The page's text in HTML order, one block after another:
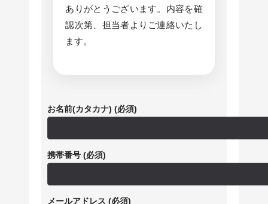
ありがとうございます。内容を確
認次第、担当者よりご連絡いたし
ます。
お名前(カタカナ) (必須)
携帯番号 (必須)
メールアドレス (必須)